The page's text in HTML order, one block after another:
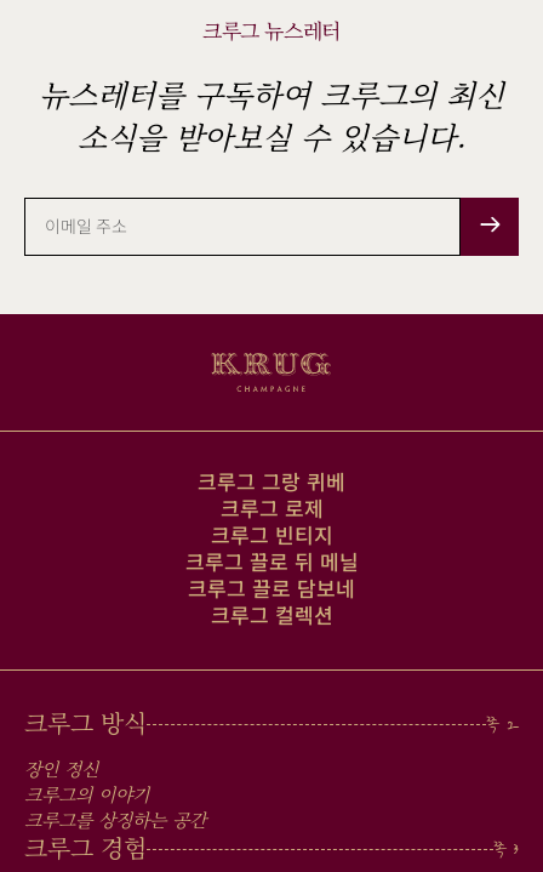
크루그 뉴스레터
뉴스레터를 구독하여 크루그의 최신
소식을 받아보실 수 있습니다.
이
메
일
주
소
크루그 그랑 퀴베
크루그 로제
크루그 빈티지
크루그 끌로 뒤 메닐
크루그 끌로 담보네
크루그 컬렉션
MAIN
MEN
IN
크루그 방식
장인 정신
크루그의 이야기
크루그를 상징하는 공간
크루그 경험